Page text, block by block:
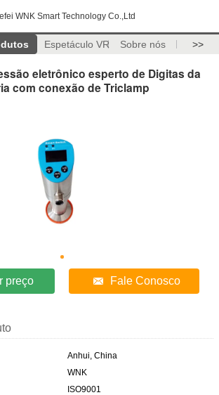
WNK Smart Technology Co.,Ltd
Espetáculo VR Sobre nós >>
eletrônico esperto de Digitas da
com conexão de Triclamp
preço Fale Conosco
Anhui, China
WNK
ISO9001